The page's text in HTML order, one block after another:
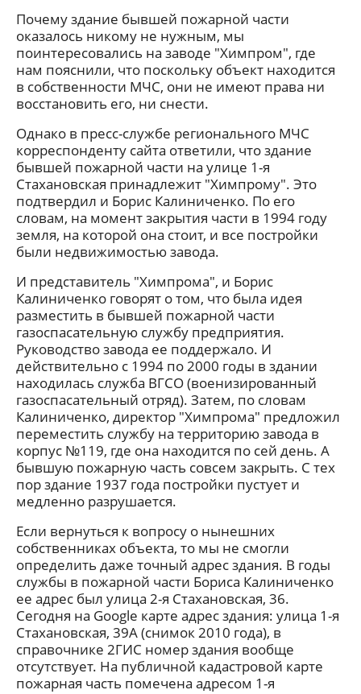
Почему здание бывшей пожарной части
оказалось никому не нужным, мы
поинтересовались на заводе "Химпром", где
нам пояснили, что поскольку объект находится
в собственности МЧС, они не имеют права ни
восстановить его, ни снести.
Однако в пресс-службе регионального МЧС
корреспонденту сайта ответили, что здание
бывшей пожарной части на улице 1-я
Стахановская принадлежит "Химпрому". Это
подтвердил и Борис Калиниченко. По его
словам, на момент закрытия части в 1994 году
земля, на которой она стоит, и все постройки
были недвижимостью завода.
И представитель "Химпрома", и Борис
Калиниченко говорят о том, что была идея
разместить в бывшей пожарной части
газоспасательную службу предприятия.
Руководство завода ее поддержало. И
действительно с 1994 по 2000 годы в здании
находилась служба ВГСО (военизированный
газоспасательный отряд). Затем, по словам
Калиниченко, директор "Химпрома" предложил
переместить службу на территорию завода в
корпус №119, где она находится по сей день. А
бывшую пожарную часть совсем закрыть. С тех
пор здание 1937 года постройки пустует и
медленно разрушается.
Если вернуться к вопросу о нынешних
собственниках объекта, то мы не смогли
определить даже точный адрес здания. В годы
службы в пожарной части Бориса Калиниченко
ее адрес был улица 2-я Стахановская, 36.
Сегодня на Google карте адрес здания: улица 1-я
Стахановская, 39А (снимок 2010 года), в
справочнике 2ГИС номер здания вообще
отсутствует. На публичной кадастровой карте
пожарная часть помечена адресом 1-я